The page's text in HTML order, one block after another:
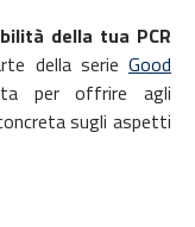
della tua PCR
della serie Good
per offrire agli
sugli aspetti